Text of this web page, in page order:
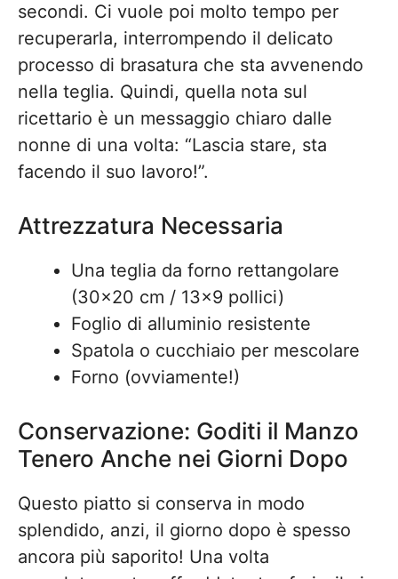
secondi. Ci vuole poi molto tempo per
recuperarla, interrompendo il delicato
processo di brasatura che sta avvenendo
nella teglia. Quindi, quella nota sul
ricettario è un messaggio chiaro dalle
nonne di una volta: “Lascia stare, sta
facendo il suo lavoro!”.
Attrezzatura Necessaria
Una teglia da forno rettangolare
(30×20 cm / 13×9 pollici)
Foglio di alluminio resistente
Spatola o cucchiaio per mescolare
Forno (ovviamente!)
Conservazione: Goditi il Manzo
Tenero Anche nei Giorni Dopo
Questo piatto si conserva in modo
splendido, anzi, il giorno dopo è spesso
ancora più saporito! Una volta